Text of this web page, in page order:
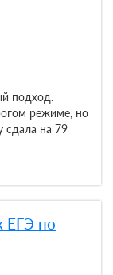
подход.
режиме, но
сдала на 79
ЕГЭ по